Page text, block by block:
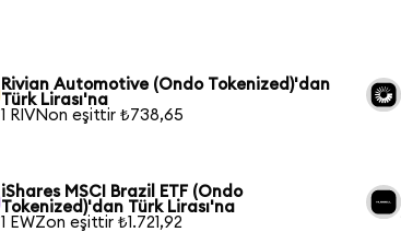
Rivian Automotive (Ondo Tokenized)'dan
Türk Lirası'na
1 RIVNon eşittir ₺738,65
iShares MSCI Brazil ETF (Ondo
Tokenized)'dan Türk Lirası'na
1 EWZon eşittir ₺1.721,92